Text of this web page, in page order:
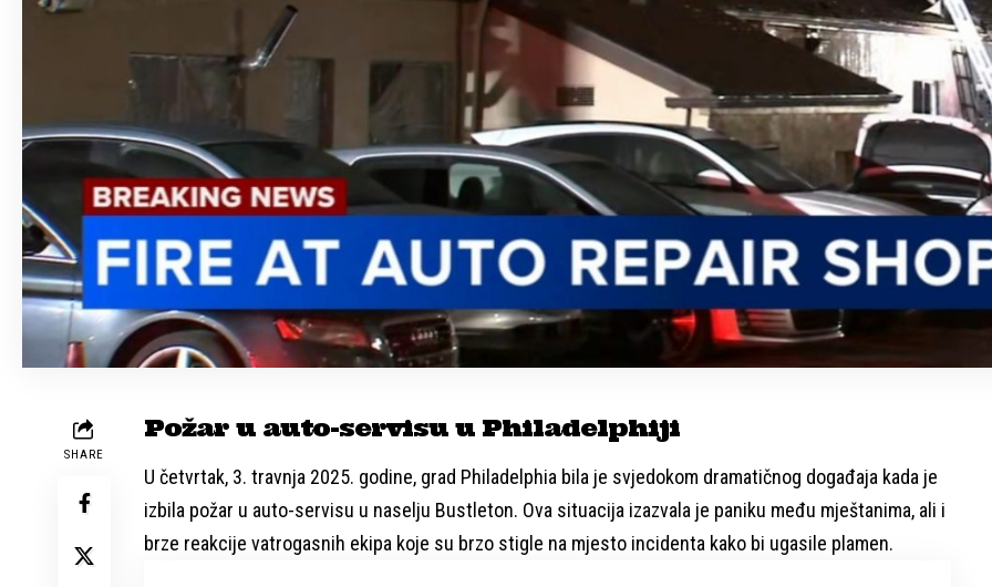
SHARE
Požar u auto-servisu u Philadelphiji
U četvrtak, 3. travnja 2025. godine, grad Philadelphia bila je svjedokom dramatičnog događaja kada je
izbila požar u auto-servisu u naselju Bustleton. Ova situacija izazvala je paniku među mještanima, ali i
brze reakcije vatrogasnih ekipa koje su brzo stigle na mjesto incidenta kako bi ugasile plamen.